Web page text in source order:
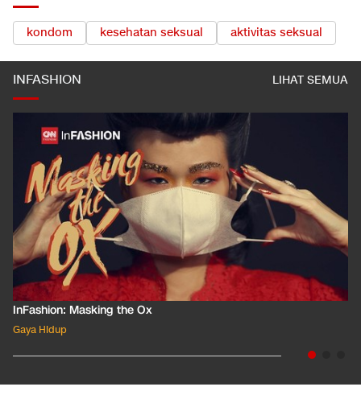
kondom kesehatan seksual aktivitas seksual
INFASHION LIHAT SEMUA
InFashion: Masking the Ox
Gaya Hidup